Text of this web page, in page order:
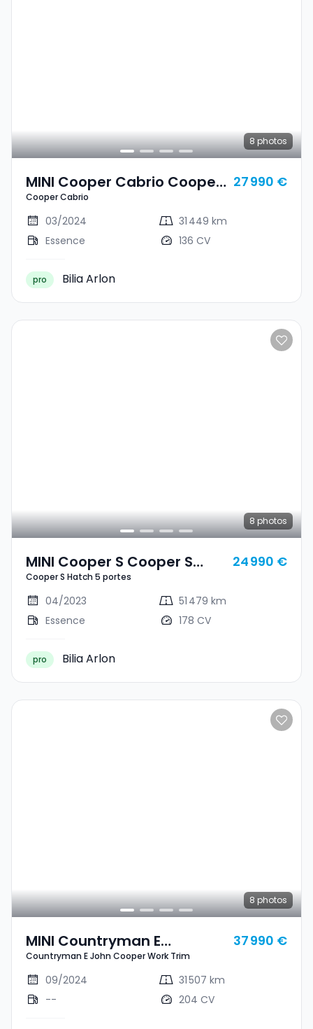
8 photos
MINI Cooper Cabrio Cooper
Cabrio
Cooper Cabrio
27 990 €
03/2024
31 449 km
Essence
136 CV
pro Bilia Arlon
8 photos
MINI Cooper S Cooper S
Hatch 5 Portes
Cooper S Hatch 5 portes
24 990 €
04/2023
51 479 km
Essence
178 CV
pro Bilia Arlon
8 photos
MINI Countryman E
Countryman E John Cooper
Work Trim
Countryman E John Cooper Work Trim
37 990 €
09/2024
31 507 km
--
204 CV